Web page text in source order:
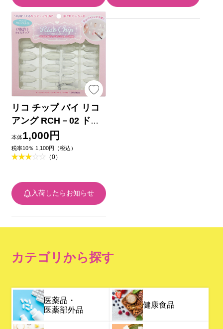
リコ チップ バイ リコ
アング RCH－02 ドロ
ップスタイル ＿ ウィ
ング・ビート
本体1,000円
税率10％ 1,100円（税込）
（0）
入荷したらお知らせ
カテゴリから探す
医薬品・
医薬部外品
健康食品